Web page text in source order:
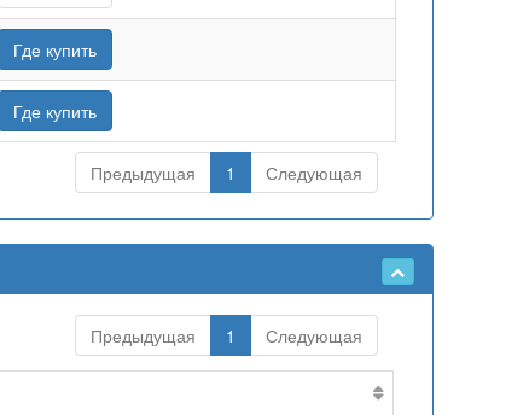
Где купить
Где купить
Предыдущая 1 Следующая
Предыдущая 1 Следующая